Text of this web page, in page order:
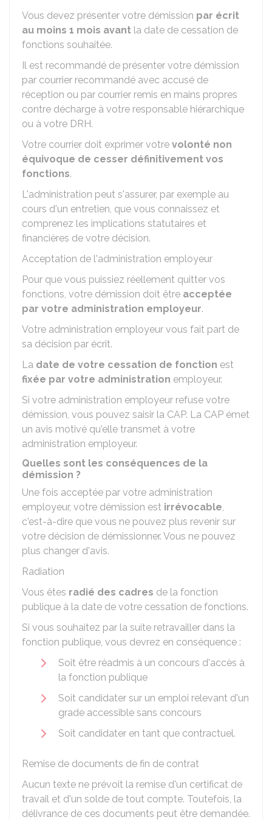
Vous devez présenter votre démission par écrit
au moins 1 mois avant la date de cessation de
fonctions souhaitée.
Il est recommandé de présenter votre démission
par courrier recommandé avec accusé de
réception ou par courrier remis en mains propres
contre décharge à votre responsable hiérarchique
ou à votre DRH.
Votre courrier doit exprimer votre volonté non
équivoque de cesser définitivement vos
fonctions.
L'administration peut s'assurer, par exemple au
cours d'un entretien, que vous connaissez et
comprenez les implications statutaires et
financières de votre décision.
Acceptation de l'administration employeur
Pour que vous puissiez réellement quitter vos
fonctions, votre démission doit être acceptée
par votre administration employeur.
Votre administration employeur vous fait part de
sa décision par écrit.
La date de votre cessation de fonction est
fixée par votre administration employeur.
Si votre administration employeur refuse votre
démission, vous pouvez saisir la CAP. La CAP émet
un avis motivé qu'elle transmet à votre
administration employeur.
Quelles sont les conséquences de la
démission ?
Une fois acceptée par votre administration
employeur, votre démission est irrévocable,
c'est-à-dire que vous ne pouvez plus revenir sur
votre décision de démissionner. Vous ne pouvez
plus changer d'avis.
Radiation
Vous êtes radié des cadres de la fonction
publique à la date de votre cessation de fonctions.
Si vous souhaitez par la suite retravailler dans la
fonction publique, vous devrez en conséquence :
Soit être réadmis à un concours d'accès à
la fonction publique
Soit candidater sur un emploi relevant d'un
grade accessible sans concours
Soit candidater en tant que contractuel.
Remise de documents de fin de contrat
Aucun texte ne prévoit la remise d'un certificat de
travail et d'un solde de tout compte. Toutefois, la
délivrance de ces documents peut être demandée.